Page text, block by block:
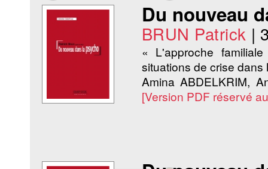
Du nouveau
BRUN Patrick |
« L'approche
situations de crise
Amina ABDELKRIM,
[Version PDF réservé